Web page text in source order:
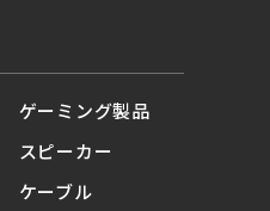
ゲーミング製品
スピーカー
ケーブル